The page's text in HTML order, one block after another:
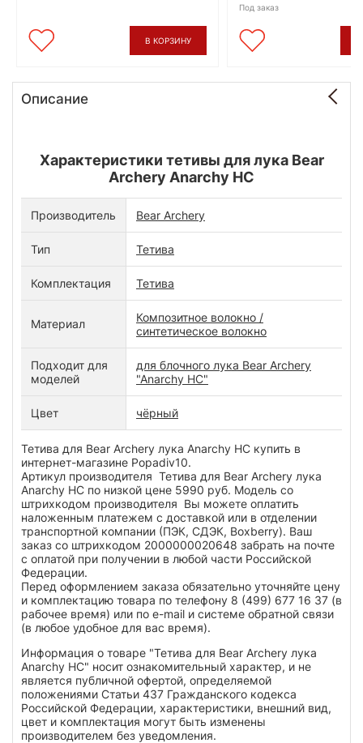
В КОРЗИНУ
Под заказ
Описание
Характеристики тетивы для лука Bear
Archery Anarchy HC
Производитель Bear Archery
Тип Тетива
Комплектация Тетива
Материал
Композитное волокно /
синтетическое волокно
Подходит для
моделей
для блочного лука Bear Archery
"Anarchy HC"
Цвет чёрный
Тетива для Bear Archery лука Anarchy HC купить в
интернет-магазине Popadiv10.
Артикул производителя Тетива для Bear Archery лука
Anarchy HC по низкой цене 5990 руб. Модель со
штрихкодом производителя Вы можете оплатить
наложенным платежем с доставкой или в отделении
транспортной компании (ПЭК, СДЭК, Boxberry). Ваш
заказ со штрихкодом 2000000020648 забрать на почте
с оплатой при получении в любой части Российской
Федерации.
Перед оформлением заказа обязательно уточняйте цену
и комплектацию товара по телефону 8 (499) 677 16 37 (в
рабочее время) или по e-mail и системе обратной связи
(в любое удобное для вас время).
Информация о товаре "Тетива для Bear Archery лука
Anarchy HC" носит ознакомительный характер, и не
является публичной офертой, определяемой
положениями Статьи 437 Гражданского кодекса
Российской Федерации, характеристики, внешний вид,
цвет и комплектация могут быть изменены
производителем без уведомления.